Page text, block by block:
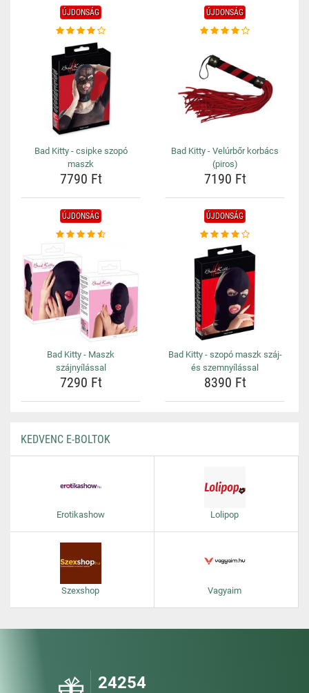
ÚJDONSÁG
Bad Kitty - csipke szopó
maszk
7790 Ft
ÚJDONSÁG
Bad Kitty - Velúrbőr korbács
(piros)
7190 Ft
ÚJDONSÁG
Bad Kitty - Maszk
szájnyílással
7290 Ft
ÚJDONSÁG
Bad Kitty - szopó maszk száj-
és szemnyílással
8390 Ft
KEDVENC E-BOLTOK
Erotikashow Lolipop
Szexshop Vagyaim
24254